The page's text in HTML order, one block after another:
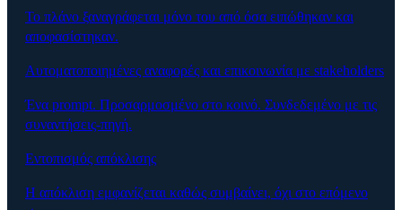
Το πλάνο ξαναγράφεται μόνο του από όσα ειπώθηκαν και
αποφασίστηκαν.
Αυτοματοποιημένες αναφορές και επικοινωνία με stakeholders
Ένα prompt. Προσαρμοσμένο στο κοινό. Συνδεδεμένο με τις
συναντήσεις-πηγή.
Εντοπισμός απόκλισης
Η απόκλιση εμφανίζεται καθώς συμβαίνει, όχι στο επόμενο